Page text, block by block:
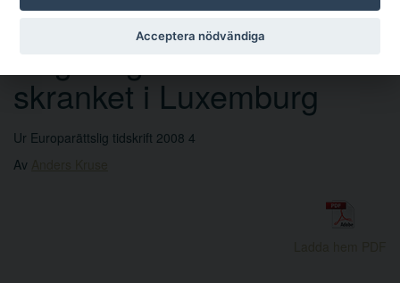
skranket i Luxemburg
Ur Europarättslig tidskrift 2008 4
Av
Acceptera nödvändiga